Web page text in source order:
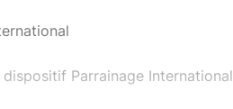
Parrainage International